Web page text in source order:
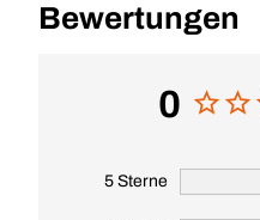
Bewertungen
0
5 Sterne